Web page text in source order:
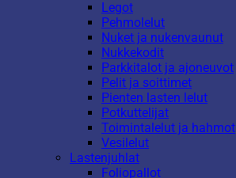
Legot
Pehmolelut
Nuket ja nukenvaunut
Nukkekodit
Parkkitalot ja ajoneuvot
Pelit ja soittimet
Pienten lasten lelut
Potkuttelijat
Toimintalelut ja hahmot
Vesilelut
Lastenjuhlat
Foliopallot